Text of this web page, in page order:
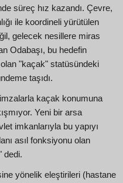
süreç hız kazandı. Çevre,
ile koordineli yürütülen
gelecek nesillere miras
Odabaşı, bu hedefin
"kaçak" statüsündeki
taşıdı.
kaçak konumuna
Yeni bir arsa
imkanlarıyla bu yapıyı
asıl fonksiyonu olan
dedi.
yönelik eleştirileri (hastane